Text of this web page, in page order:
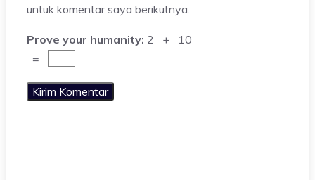
untuk komentar saya berikutnya.
Prove your humanity: 2 + 10
=